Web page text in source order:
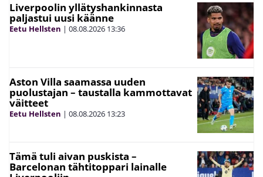
Liverpoolin yllätyshankinnasta
paljastui uusi käänne
Eetu Hellsten | 08.08.2026 13:36
Aston Villa saamassa uuden
puolustajan – taustalla kammottavat
väitteet
Eetu Hellsten | 08.08.2026 13:23
Tämä tuli aivan puskista –
Barcelonan tähtitoppari lainalle